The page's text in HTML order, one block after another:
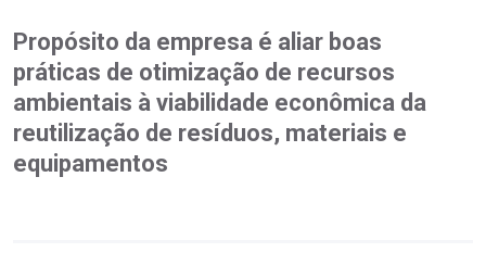
Propósito da empresa é aliar boas
práticas de otimização de recursos
ambientais à viabilidade econômica da
reutilização de resíduos, materiais e
equipamentos